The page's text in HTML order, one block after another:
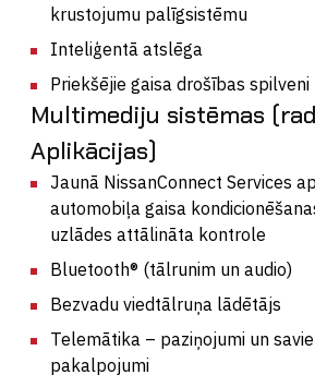
krustojumu palīgsistēmu
Inteliģentā atslēga
Priekšējie gaisa drošības spilveni
Multimediju sistēmas
Aplikācijas)
Jaunā NissanConnect Services
automobiļa gaisa
uzlādes attālināta kontrole
Bluetooth® (tālrunim un audio)
Bezvadu viedtālruņa lādētājs
Telemātika – paziņojumi un
pakalpojumi